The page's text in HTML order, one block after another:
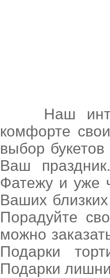
Наш
комфорте
выбор
Ваш
Фатежу и уже
Ваших
Порадуйте
можно
Подарки
Подарки